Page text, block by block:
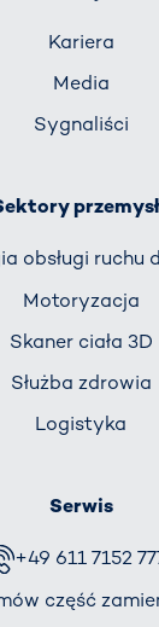
Kariera
Media
Sygnaliści
obsługi ruchu
Motoryzacja
Skaner ciała 3D
Służba zdrowia
Logistyka
Serwis
+49 611 7152
część